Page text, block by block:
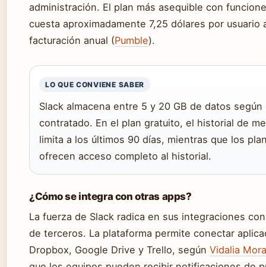
administración. El plan más asequible con
cuesta aproximadamente 7,25 dólares por usuario
facturación anual (Pumble).
LO QUE CONVIENE SABER
Slack almacena entre 5 y 20 GB de datos según
contratado. En el plan gratuito, el historial de
limita a los últimos 90 días, mientras que los
ofrecen acceso completo al historial.
¿Cómo se integra con otras apps?
La fuerza de Slack radica en sus integraciones
de terceros. La plataforma permite conectar
Dropbox, Google Drive y Trello, según Vidalia Mora